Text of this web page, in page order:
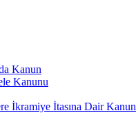
Kanun
Kanunu
İkramiye İtasına Dair Kanun